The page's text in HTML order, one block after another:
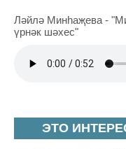
ЭТО
Ләйлә Минһаҗева -
үрнәк шәхес"